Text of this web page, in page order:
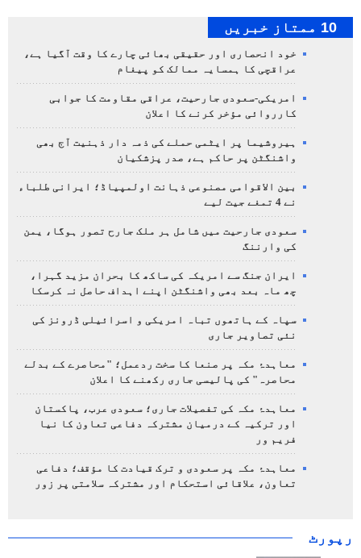
10 ممتاز خبریں
خود انحصاری اور حقیقی بھائی چارے کا وقت آگیا ہے،
عراقچی کا ہمسایہ ممالک کو پیغام
امریکی-سعودی جارحیت، عراقی مقاومت کا جوابی
کارروائی مؤخر کرنے کا اعلان
ہیروشیما پر ایٹمی حملے کی ذمہ دار ذہنیت آج بھی
واشنگٹن پر حاکم ہے، صدر پزشکیان
بین الاقوامی مصنوعی ذہانت اولمپیاڈ؛ ایرانی طلباء
نے 4 تمغے جیت لیے
سعودی جارحیت میں شامل ہر ملک جارح تصور ہوگا، یمن
کی وارننگ
ایران جنگ سے امریکہ کی ساکھ کا بحران مزید گہرا،
چھ ماہ بعد بھی واشنگٹن اپنے اہداف حاصل نہ کرسکا
سپاہ کے ہاتھوں تباہ امریکی و اسرائیلی ڈرونز کی
نئی تصاویر جاری
معاہدۂ مکہ پر صنعا کا سخت ردعمل؛ "محاصرے کے بدلے
محاصرہ" کی پالیسی جاری رکھنے کا اعلان
معاہدۂ مکہ کی تفصیلات جاری؛ سعودی عرب، پاکستان
اور ترکیہ کے درمیان مشترکہ دفاعی تعاون کا نیا
فریم ور
معاہدۂ مکہ پر سعودی و ترک قیادت کا مؤقف؛ دفاعی
تعاون، علاقائی استحکام اور مشترکہ سلامتی پر زور
رپورٹ